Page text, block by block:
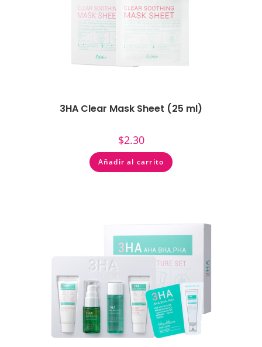
3HA Clear Mask Sheet (25 ml)
$2.30
Añadir al carrito